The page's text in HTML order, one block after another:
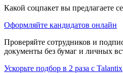
Какой соцпакет вы предлагаете
Оформляйте кандидатов онлайн
Проверяйте сотрудников и
документы без бумаг и личных
Ускорьте подбор в 2 раза с Talantix